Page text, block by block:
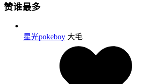
赞谁最多
星光pokeboy 大毛